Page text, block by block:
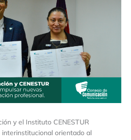
y el Instituto CENESTUR
orientado al